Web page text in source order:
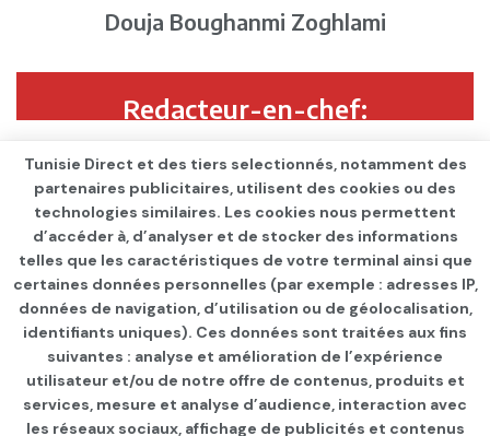
Douja Boughanmi Zoghlami
Redacteur-en-chef:
Mourad Sellami
Qui sommes-nous ? Advertise Contact S’identifier
Tunisie Direct et des tiers selectionnés, notamment des
partenaires publicitaires, utilisent des cookies ou des
technologies similaires. Les cookies nous permettent
d’accéder à, d’analyser et de stocker des informations
telles que les caractéristiques de votre terminal ainsi que
certaines données personnelles (par exemple : adresses IP,
données de navigation, d’utilisation ou de géolocalisation,
identifiants uniques). Ces données sont traitées aux fins
suivantes : analyse et amélioration de l’expérience
utilisateur et/ou de notre offre de contenus, produits et
services, mesure et analyse d’audience, interaction avec
les réseaux sociaux, affichage de publicités et contenus